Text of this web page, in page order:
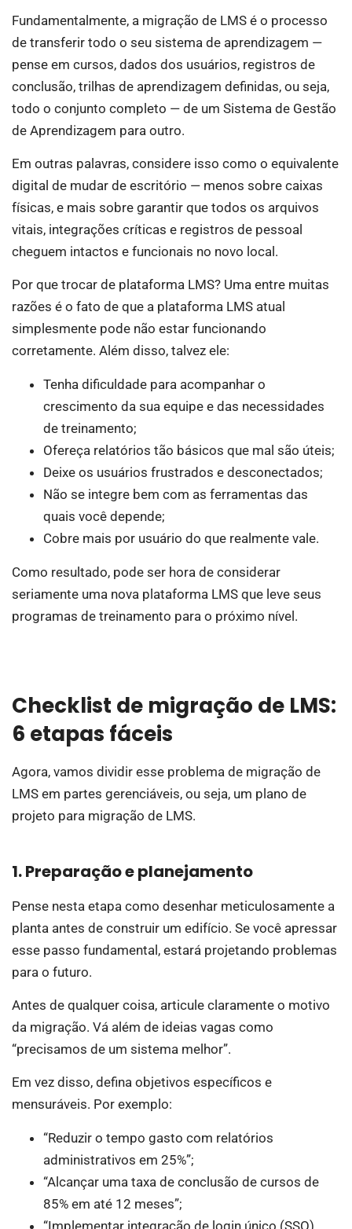
Fundamentalmente, a migração de LMS é o processo
de transferir todo o seu sistema de aprendizagem —
pense em cursos, dados dos usuários, registros de
conclusão, trilhas de aprendizagem definidas, ou seja,
todo o conjunto completo — de um Sistema de Gestão
de Aprendizagem para outro.
Em outras palavras, considere isso como o equivalente
digital de mudar de escritório — menos sobre caixas
físicas, e mais sobre garantir que todos os arquivos
vitais, integrações críticas e registros de pessoal
cheguem intactos e funcionais no novo local.
Por que trocar de plataforma LMS? Uma entre muitas
razões é o fato de que a plataforma LMS atual
simplesmente pode não estar funcionando
corretamente. Além disso, talvez ele:
Tenha dificuldade para acompanhar o
crescimento da sua equipe e das necessidades
de treinamento;
Ofereça relatórios tão básicos que mal são úteis;
Deixe os usuários frustrados e desconectados;
Não se integre bem com as ferramentas das
quais você depende;
Cobre mais por usuário do que realmente vale.
Como resultado, pode ser hora de considerar
seriamente uma nova plataforma LMS que leve seus
programas de treinamento para o próximo nível.
Checklist de migração de LMS:
6 etapas fáceis
Agora, vamos dividir esse problema de migração de
LMS em partes gerenciáveis, ou seja, um plano de
projeto para migração de LMS.
1. Preparação e planejamento
Pense nesta etapa como desenhar meticulosamente a
planta antes de construir um edifício. Se você apressar
esse passo fundamental, estará projetando problemas
para o futuro.
Antes de qualquer coisa, articule claramente o motivo
da migração. Vá além de ideias vagas como
“precisamos de um sistema melhor”.
Em vez disso, defina objetivos específicos e
mensuráveis. Por exemplo:
“Reduzir o tempo gasto com relatórios
administrativos em 25%”;
“Alcançar uma taxa de conclusão de cursos de
85% em até 12 meses”;
“Implementar integração de login único (SSO)